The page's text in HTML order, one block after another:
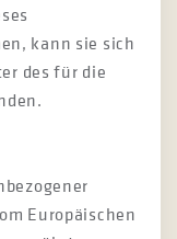
kann sie sich
des für die
Europäischen